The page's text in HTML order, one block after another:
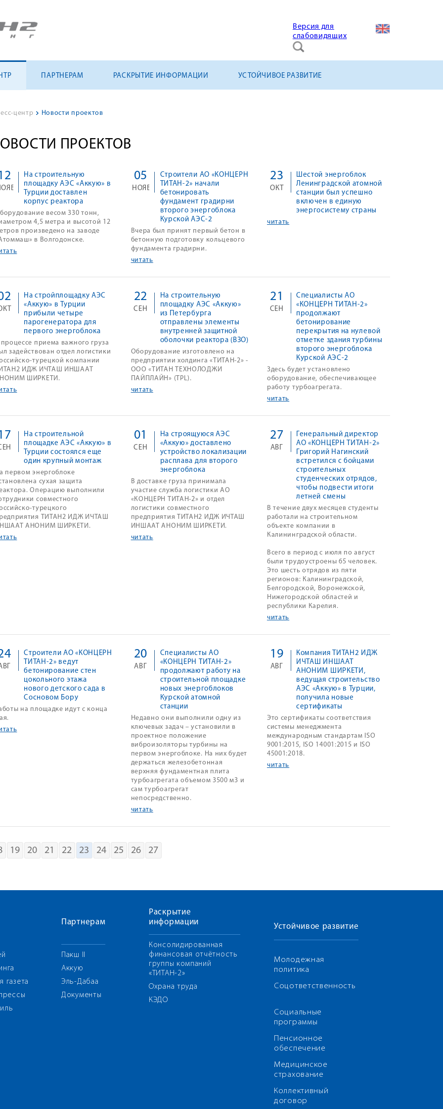
Версия для
слабовидящих
ПАРТНЕРАМ РАСКРЫТИЕ ИНФОРМАЦИИ УСТОЙЧИВОЕ РАЗВИТИЕ
центр > Новости проектов
ПРОЕКТОВ
На строительную
площадку АЭС «Аккую» в
Турции доставлен
корпус реактора
весом 330 тонн,
4,5 метра и высотой 12
произведено на заводе
в Волгодонске.
Строители АО «КОНЦЕРН
ТИТАН-2» начали
бетонировать
фундамент градирни
второго энергоблока
Курской АЭС-2
05
НОЯБ
Вчера был принят первый бетон в
бетонную подготовку кольцевого
фундамента градирни.
читать
Шестой энергоблок
Ленинградской атомной
станции был успешно
включен в единую
энергосистему страны
23
ОКТ
читать
На стройплощадку АЭС
«Аккую» в Турции
прибыли четыре
парогенератора для
первого энергоблока
приема важного груза
задействован отдел логистики
турецкой компании
ИДЖ ИЧТАШ ИНШААТ
ШИРКЕТИ.
На строительную
площадку АЭС «Аккую»
из Петербурга
отправлены элементы
внутренней защитной
оболочки реактора (ВЗО)
22
СЕН
Оборудование изготовлено на
предприятии холдинга «ТИТАН-2» -
ООО «ТИТАН ТЕХНОЛОДЖИ
ПАЙПЛАЙН» (TPL).
читать
Специалисты АО
«КОНЦЕРН ТИТАН-2»
продолжают
бетонирование
перекрытия на нулевой
отметке здания турбины
второго энергоблока
Курской АЭС-2
21
СЕН
Здесь будет установлено
оборудование, обеспечивающее
работу турбоагрегата.
читать
На строительной
площадке АЭС «Аккую» в
Турции состоялся еще
один крупный монтаж
первом энергоблоке
сухая защита
Операцию выполнили
совместного
турецкого
ТИТАН2 ИДЖ ИЧТАШ
АНОНИМ ШИРКЕТИ.
На строящуюся АЭС
«Аккую» доставлено
устройство локализации
расплава для второго
энергоблока
01
СЕН
В доставке груза принимала
участие служба логистики АО
«КОНЦЕРН ТИТАН-2» и отдел
логистики совместного
предприятия ТИТАН2 ИДЖ ИЧТАШ
ИНШААТ АНОНИМ ШИРКЕТИ.
читать
Генеральный директор
АО «КОНЦЕРН ТИТАН-2»
Григорий Нагинский
встретился с бойцами
строительных
студенческих отрядов,
чтобы подвести итоги
летней смены
27
АВГ
В течение двух месяцев студенты
работали на строительном
объекте компании в
Калининградской области.
Всего в период с июля по август
были трудоустроены 65 человек.
Это шесть отрядов из пяти
регионов: Калининградской,
Белгородской, Воронежской,
Нижегородской областей и
республики Карелия.
читать
Строители АО «КОНЦЕРН
ТИТАН-2» ведут
бетонирование стен
цокольного этажа
нового детского сада в
Сосновом Бору
на площадке идут с конца
Специалисты АО
«КОНЦЕРН ТИТАН-2»
продолжают работу на
строительной площадке
новых энергоблоков
Курской атомной
станции
20
АВГ
Недавно они выполнили одну из
ключевых задач – установили в
проектное положение
виброизоляторы турбины на
первом энергоблоке. На них будет
держаться железобетонная
верхняя фундаментная плита
турбоагрегата объемом 3500 м3 и
сам турбоагрегат
непосредственно.
читать
Компания ТИТАН2 ИДЖ
ИЧТАШ ИНШААТ
АНОНИМ ШИРКЕТИ,
ведущая строительство
АЭС «Аккую» в Турции,
получила новые
сертификаты
19
АВГ
Это сертификаты соответствия
системы менеджмента
международным стандартам ISO
9001:2015, ISO 14001:2015 и ISO
45001:2018.
читать
19 20 21 22 23 24 25 26 27
газета
Партнерам
Пакш II
Аккую
Эль-Дабаа
Документы
Раскрытие
информации
Консолидированная
финансовая отчётность
группы компаний
«ТИТАН-2»
Охрана труда
КЭДО
Устойчивое развитие
Молодежная
политика
Соцответственность
Социальные
программы
Пенсионное
обеспечение
Медицинское
страхование
Коллективный
договор